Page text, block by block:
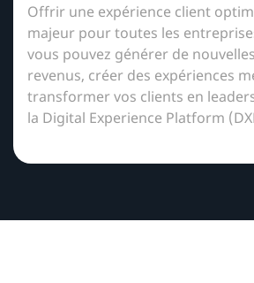
Offrir une expérience client
majeur pour toutes les
vous pouvez générer de
revenus, créer des expériences
transformer vos clients en
la Digital Experience Platform